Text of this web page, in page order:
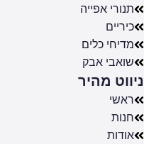
תנורי אפייה
כיריים
מדיחי כלים
שואבי אבק
ניווט מהיר
ראשי
חנות
אודות